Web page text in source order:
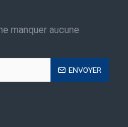
manquer aucune
ENVOYER